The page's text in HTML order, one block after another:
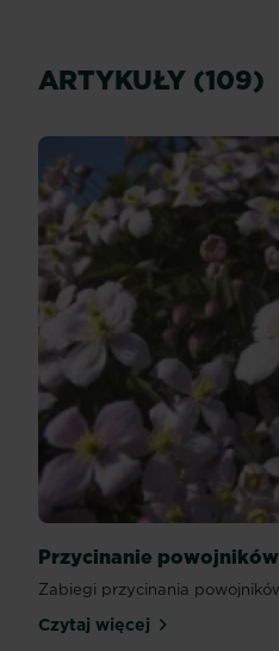
ARTYKUŁY (109)
Przycinanie powojników
Zabiegi przycinania
Czytaj więcejPrzycinanie